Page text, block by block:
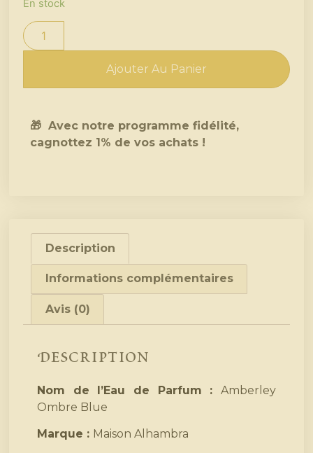
En stock
Ajouter Au Panier
🎁 Avec notre programme fidélité,
cagnottez 1% de vos achats !
Description
Informations complémentaires
Avis (0)
Description
Nom de l’Eau de Parfum : Amberley
Ombre Blue
Marque : Maison Alhambra